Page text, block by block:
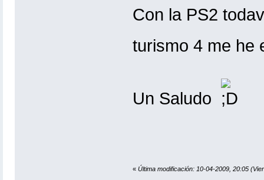
Con la PS2
turismo 4 me
Un Saludo
« Última modificación: 10-04-2009, 20:05